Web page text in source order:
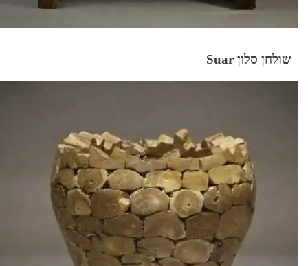
שולחן סלון Suar